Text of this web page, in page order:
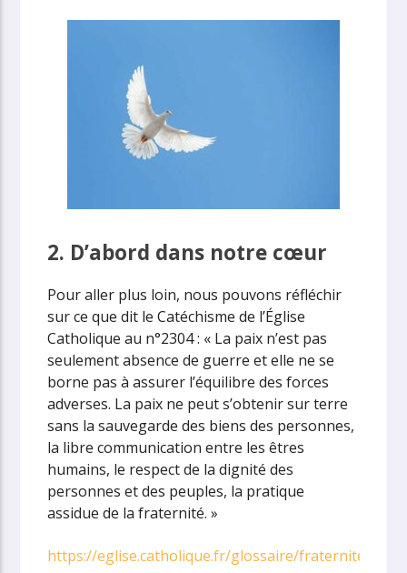
2. D’abord dans notre cœur
Pour aller plus loin, nous pouvons réfléchir
sur ce que dit le Catéchisme de l’Église
Catholique au n°2304 : « La paix n’est pas
seulement absence de guerre et elle ne se
borne pas à assurer l’équilibre des forces
adverses. La paix ne peut s’obtenir sur terre
sans la sauvegarde des biens des personnes,
la libre communication entre les êtres
humains, le respect de la dignité des
personnes et des peuples, la pratique
assidue de la fraternité. »
https://eglise.catholique.fr/glossaire/fraternite/